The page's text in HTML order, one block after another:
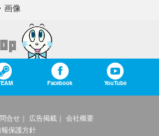
画像
Facebook YouTube
合せ 広告掲載
会社概要
保護方針